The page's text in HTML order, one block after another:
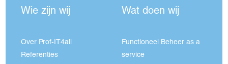
Wie zijn wij
Over Prof-IT4all
Referenties
Wat doen wij
Functioneel Beheer as a
service